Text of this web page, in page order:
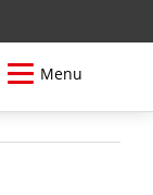
Menu